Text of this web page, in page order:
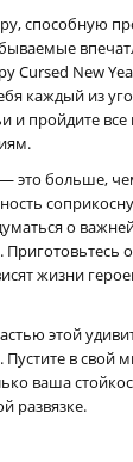
способную
Cursed New
каждый из
и пройдите все
— это больше,
о
жизни
этой
Пустите в свой
ваша
развязке.